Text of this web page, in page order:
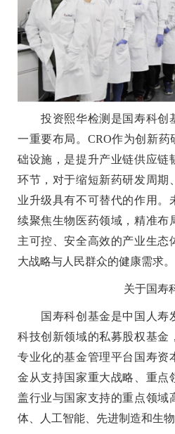
投资熙华检测是国寿科创
一重要布局。CRO作为创新药
础设施，是提升产业链供应链
环节，对于缩短新药研发周期
业升级具有不可替代的作用。
续聚焦生物医药领域，精准布
主可控、安全高效的产业生态
大战略与人民群众的健康需求。
关于国寿
国寿科创基金是中国人寿
科技创新领域的私募股权基金
专业化的基金管理平台国寿资
金从支持国家重大战略、重点
盖行业与国家支持的重点领域
体、人工智能、先进制造和生物